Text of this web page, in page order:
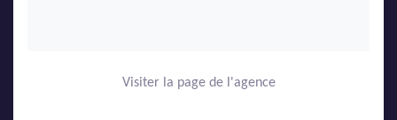
Visiter la page de l'agence